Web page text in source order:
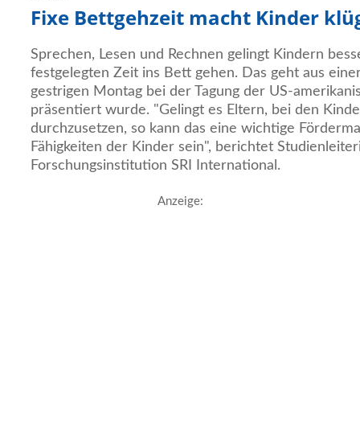
Fixe Bettgehzeit macht Kinder
Sprechen, Lesen und Rechnen gelingt Kindern
festgelegten Zeit ins Bett gehen. Das geht aus
gestrigen Montag bei der Tagung der US-
präsentiert wurde. "Gelingt es Eltern, bei den
durchzusetzen, so kann das eine wichtige
Fähigkeiten der Kinder sein", berichtet
Forschungsinstitution SRI International.
Anzeige: